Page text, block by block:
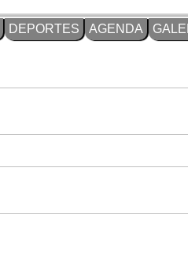
DEPORTES AGENDA